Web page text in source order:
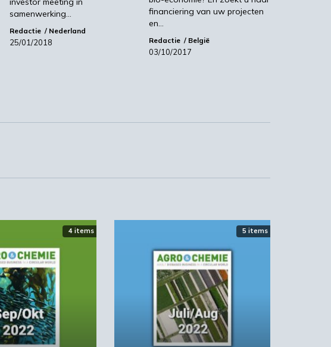
samenwerking…
Redactie Nederland
25/01/2018
financiering van uw projecten
en…
Redactie België
03/10/2017
4 items 5 items